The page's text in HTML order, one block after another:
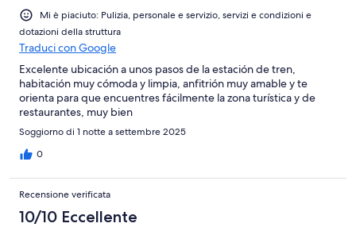
Mi è piaciuto: Pulizia, personale e servizio, servizi e condizioni e
dotazioni della struttura
Traduci con Google
Excelente ubicación a unos pasos de la estación de tren,
habitación muy cómoda y limpia, anfitrión muy amable y te
orienta para que encuentres fácilmente la zona turística y de
restaurantes, muy bien
Soggiorno di 1 notte a settembre 2025
0
Recensione verificata
10/10 Eccellente